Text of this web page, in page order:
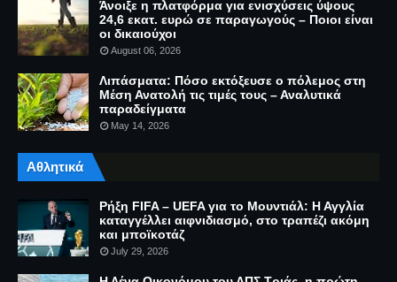
Άνοιξε η πλατφόρμα για ενισχύσεις ύψους
24,6 εκατ. ευρώ σε παραγωγούς – Ποιοι είναι
οι δικαιούχοι
August 06, 2026
Λιπάσματα: Πόσο εκτόξευσε ο πόλεμος στη
Μέση Ανατολή τις τιμές τους – Αναλυτικά
παραδείγματα
May 14, 2026
Αθλητικά
Ρήξη FIFA – UEFA για το Μουντιάλ: Η Αγγλία
καταγγέλλει αιφνιδιασμό, στο τραπέζι ακόμη
και μποϊκοτάζ
July 29, 2026